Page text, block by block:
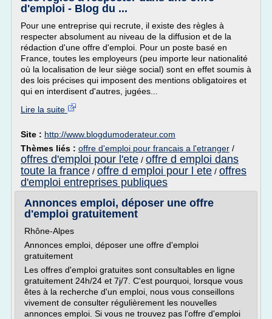
d'emploi - Blog du ...
Pour une entreprise qui recrute, il existe des règles à
respecter absolument au niveau de la diffusion et de la
rédaction d'une offre d'emploi. Pour un poste basé en
France, toutes les employeurs (peu importe leur nationalité
où la localisation de leur siège social) sont en effet soumis à
des lois précises qui imposent des mentions obligatoires et
qui en interdisent d'autres, jugées...
Lire la suite
Site : http://www.blogdumoderateur.com
Thèmes liés : offre d'emploi pour francais a l'etranger /
offres d'emploi pour l'ete / offre d emploi dans
toute la france / offre d emploi pour l ete / offres
d'emploi entreprises publiques
Annonces emploi, déposer une offre
d'emploi gratuitement
Rhône-Alpes
Annonces emploi, déposer une offre d'emploi
gratuitement
Les offres d'emploi gratuites sont consultables en ligne
gratuitement 24h/24 et 7j/7. C'est pourquoi, lorsque vous
êtes à la recherche d'un emploi, nous vous conseillons
vivement de consulter régulièrement les nouvelles
annonces emploi. Si vous ne trouvez pas l'offre d'emploi